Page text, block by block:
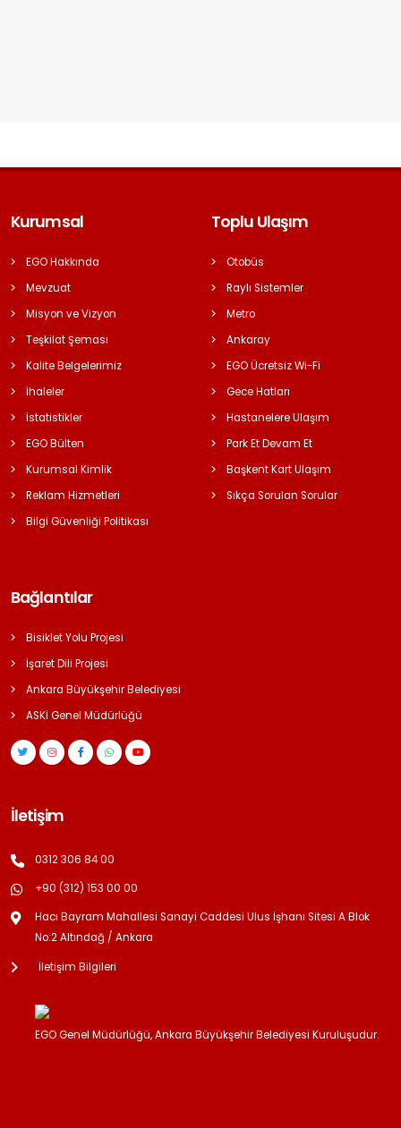
Kurumsal
EGO Hakkında
Mevzuat
Misyon ve Vizyon
Teşkilat Şeması
Kalite Belgelerimiz
İhaleler
İstatistikler
EGO Bülten
Kurumsal Kimlik
Reklam Hizmetleri
Bilgi Güvenliği Politikası
Toplu Ulaşım
Otobüs
Raylı Sistemler
Metro
Ankaray
EGO Ücretsiz Wi-Fi
Gece Hatları
Hastanelere Ulaşım
Park Et Devam Et
Başkent Kart Ulaşım
Sıkça Sorulan Sorular
Bağlantılar
Bisiklet Yolu Projesi
İşaret Dili Projesi
Ankara Büyükşehir Belediyesi
ASKİ Genel Müdürlüğü
İletişim
0312 306 84 00
+90 (312) 153 00 00
Hacı Bayram Mahallesi Sanayi Caddesi Ulus İşhanı Sitesi A Blok
No:2 Altındağ / Ankara
İletişim Bilgileri
EGO Genel Müdürlüğü, Ankara Büyükşehir Belediyesi Kuruluşudur.